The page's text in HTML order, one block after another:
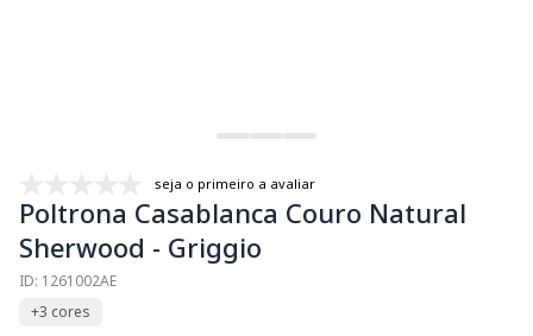
seja o primeiro a avaliar
Poltrona Casablanca Couro Natural
Sherwood - Griggio
ID: 1261002AE
+3 cores